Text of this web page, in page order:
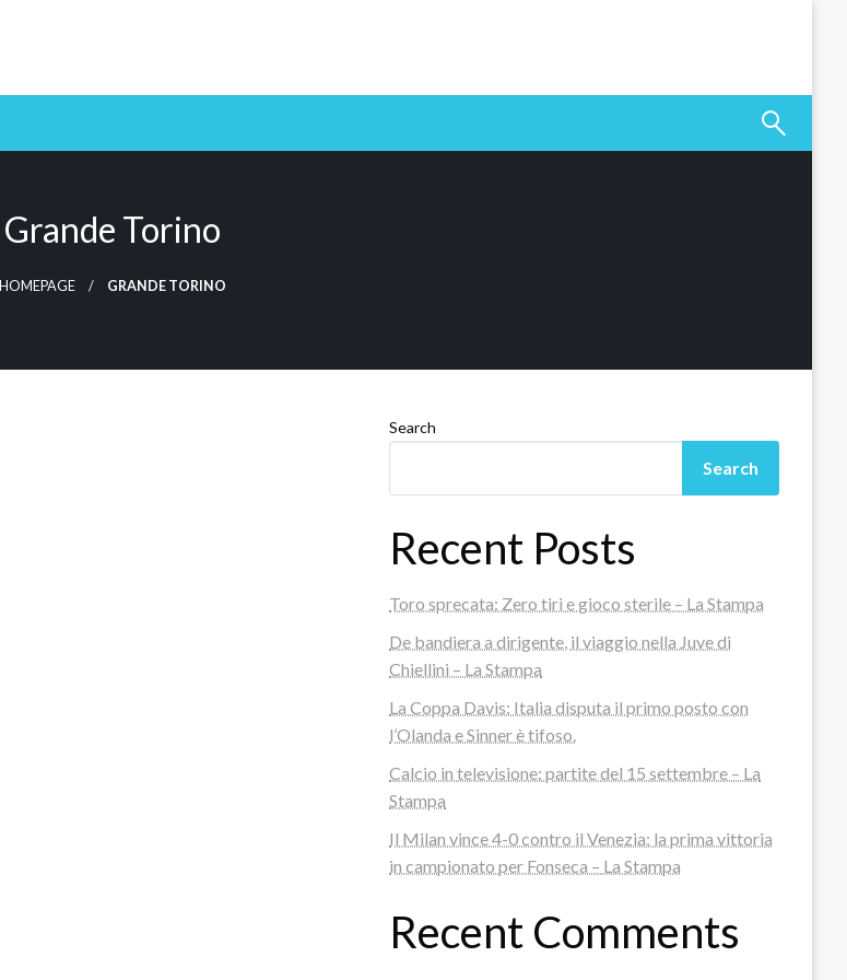
Grande Torino
HOMEPAGE GRANDE TORINO
Search
Search
Recent Posts
Toro sprecata: Zero tiri e gioco sterile – La Stampa
De bandiera a dirigente, il viaggio nella Juve di
Chiellini – La Stampa
La Coppa Davis: Italia disputa il primo posto con
l’Olanda e Sinner è tifoso.
Calcio in televisione: partite del 15 settembre – La
Stampa
Il Milan vince 4-0 contro il Venezia: la prima vittoria
in campionato per Fonseca – La Stampa
Recent Comments